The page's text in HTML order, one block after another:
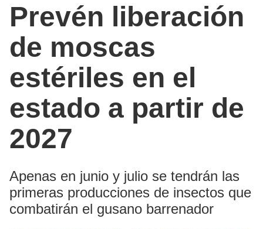
Prevén liberación
de moscas
estériles en el
estado a partir de
2027
Apenas en junio y julio se tendrán las
primeras producciones de insectos que
combatirán el gusano barrenador